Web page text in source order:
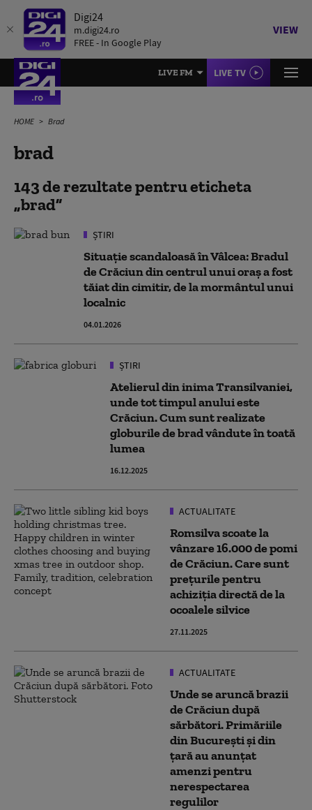
Digi24
m.digi24.ro
FREE - In Google Play
VIEW
LIVE FM LIVE TV
HOME Brad
brad
143 de rezultate pentru eticheta
brad
ȘTIRI
Situație scandaloasă în Vâlcea: Bradul
de Crăciun din centrul unui oraș a fost
tăiat din cimitir, de la mormântul unui
localnic
04.01.2026
ȘTIRI
Atelierul din inima Transilvaniei,
unde tot timpul anului este
Crăciun. Cum sunt realizate
globurile de brad vândute în toată
lumea
16.12.2025
ACTUALITATE
Romsilva scoate la
vânzare 16.000 de pomi
de Crăciun. Care sunt
prețurile pentru
achiziţia directă de la
ocoalele silvice
27.11.2025
ACTUALITATE
Unde se aruncă brazii
de Crăciun după
sărbători. Primăriile
din București și din
țară au anunțat
amenzi pentru
nerespectarea
regulilor